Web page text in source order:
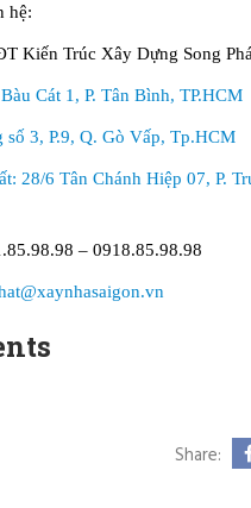
hệ:
Kiến Trúc Xây Dựng Song
Cát 1, P. Tân Bình, TP.HCM
số 3, P.9, Q. Gò Vấp, Tp.HCM
28/6 Tân Chánh Hiệp 07, P.
– 0918.85.98.98
Share: